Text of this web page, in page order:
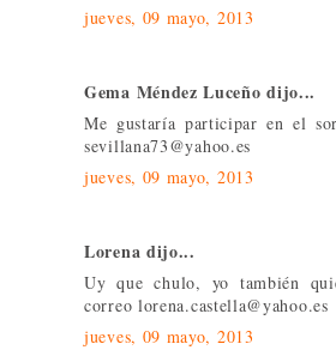
jueves, 09 mayo, 2013
Gema Méndez Luceño dijo...
Me gustaría participar en el
sevillana73@yahoo.es
jueves, 09 mayo, 2013
Lorena dijo...
Uy que chulo, yo también
correo lorena.castella@yahoo.es
jueves, 09 mayo, 2013